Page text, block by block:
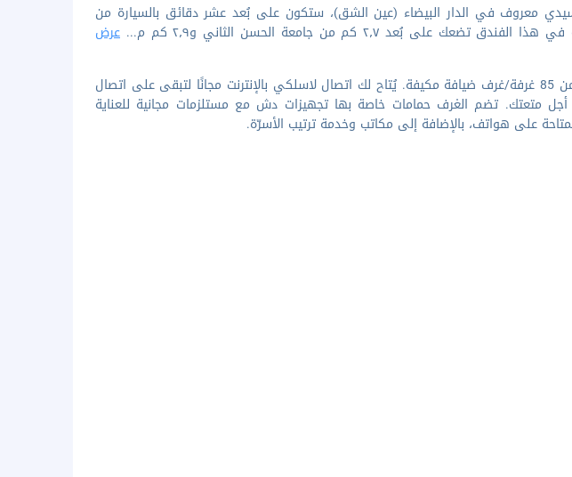
معروف في الدار البيضاء (عين الشق)، ستكون على بُعد عشر دقائق بالسيارة من
بُعد ٢٫٧ كم من جامعة الحسن الثاني و٢٫٩ كم م
... عرض
اشعر وكأنك في منزلك عند الإقامة في واحدة من 85 غرفة/غرف ضيافة مكيفة. يُتاح لك اتصال لاسلكي بالإنترنت مجانًا لتبقى على اتصال
أجل متعتك. تضم الغرف حمامات خاصة بها تجهيزات دش مع مستلزمات مجانية للعناية
على هواتف، بالإضافة إلى مكاتب وخدمة ترتيب الأسرّة.